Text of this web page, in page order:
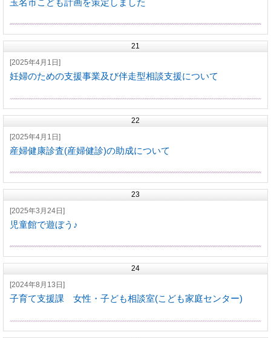
玉名市こども計画を策定しました
21
[2025年4月1日]
妊婦のための支援事業及び伴走型相談支援について
22
[2025年4月1日]
産婦健康診査(産婦健診)の助成について
23
[2025年3月24日]
児童館で遊ぼう♪
24
[2024年8月13日]
子育て支援課 女性・子ども相談室(こども家庭センター)